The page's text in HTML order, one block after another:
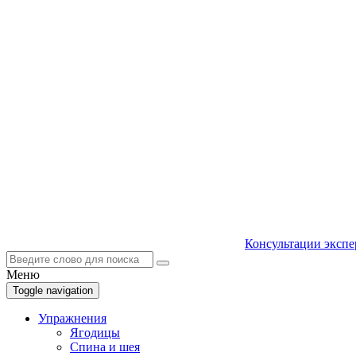
Консультации
Меню
Toggle navigation
Упражнения
Ягодицы
Спина и шея